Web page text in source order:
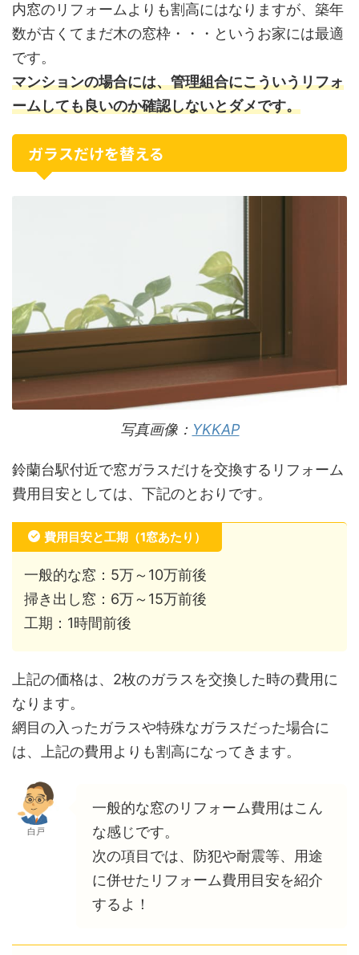
内窓のリフォームよりも割高にはなりますが、築年
数が古くてまだ木の窓枠・・・というお家には最適
です。
マンションの場合には、管理組合にこういうリフォ
ームしても良いのか確認しないとダメです。
ガラスだけを替える
写真画像： YKKAP
鈴蘭台駅付近で窓ガラスだけを交換するリフォーム
費用目安としては、下記のとおりです。
費用目安と工期（1窓あたり）
一般的な窓：5万～10万前後
掃き出し窓：6万～15万前後
工期：1時間前後
上記の価格は、2枚のガラスを交換した時の費用に
なります。
網目の入ったガラスや特殊なガラスだった場合に
は、上記の費用よりも割高になってきます。
白戸
一般的な窓のリフォーム費用はこん
な感じです。
次の項目では、防犯や耐震等、用途
に併せたリフォーム費用目安を紹介
するよ！